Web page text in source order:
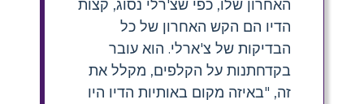
האחרון שלו, כפי שצ'רלי נסוג, קצות
הדיו הם הקש האחרון של כל
הבדיקות של צ'ארלי. הוא עובר
בקדחתנות על הקלפים, מקלל את
זה, "באיזה מקום באותיות הדיו היו